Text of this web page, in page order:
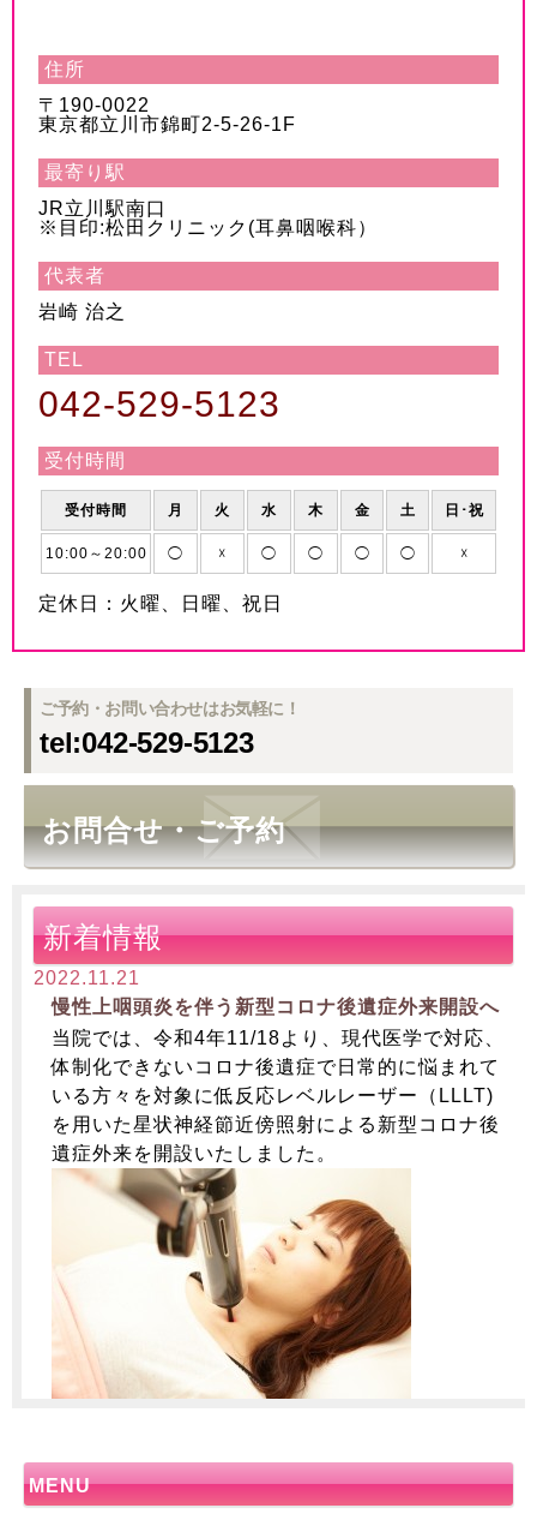
住所
〒190-0022
東京都立川市錦町2-5-26-1F
最寄り駅
JR立川駅南口
※目印:松田クリニック(耳鼻咽喉科）
代表者
岩崎 治之
TEL
042-529-5123
受付時間
受付時間 月 火 水 木 金 土 日･祝
10:00～20:00 ◯ ☓ ◯ ◯ ◯ ◯ ☓
定休日：火曜、日曜、祝日
ご予約・お問い合わせはお気軽に！
tel:042-529-5123
お問合せ・ご予約
新着情報
2022.11.21
慢性上咽頭炎を伴う新型コロナ後遺症外来開設へ
当院では、令和4年11/18より、現代医学で対応、
体制化できないコロナ後遺症で日常的に悩まれて
いる方々を対象に低反応レベルレーザー（LLLT)
を用いた星状神経節近傍照射による新型コロナ後
遺症外来を開設いたしました。
MENU